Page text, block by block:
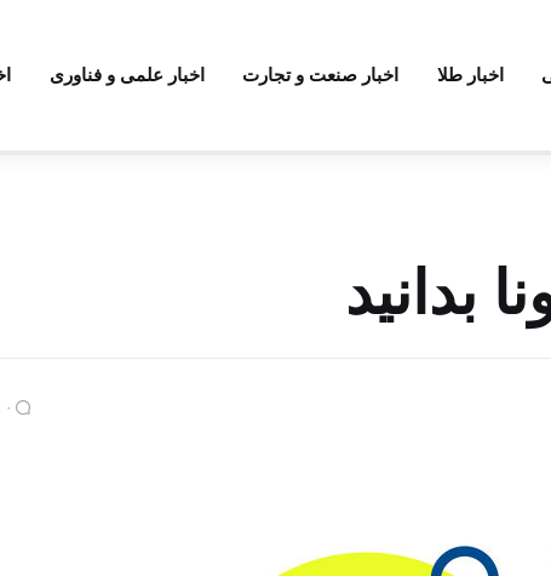
اخبار طلا اخبار صنعت و تجارت اخبار علمی و فناوری
بدانید
۰